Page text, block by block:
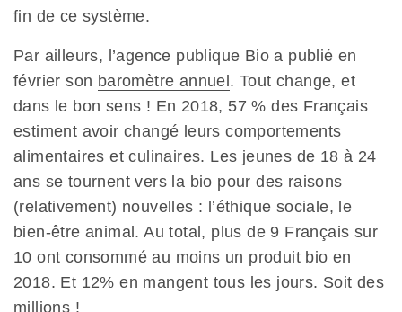
fin de ce système.
Par ailleurs, l’agence publique Bio a publié en
février son baromètre annuel . Tout change, et
dans le bon sens ! En 2018, 57 % des Français
estiment avoir changé leurs comportements
alimentaires et culinaires. Les jeunes de 18 à 24
ans se tournent vers la bio pour des raisons
(relativement) nouvelles : l’éthique sociale, le
bien-être animal. Au total, plus de 9 Français sur
10 ont consommé au moins un produit bio en
2018. Et 12% en mangent tous les jours. Soit des
millions !